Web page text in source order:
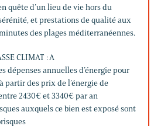
quête d’un lieu de vie hors du
et prestations de qualité aux
des plages méditerranéennes.
CLIMAT : A
dépenses annuelles d’énergie pour
partir des prix de l’énergie de
2430€ et 3340€ par an
auxquels ce bien est exposé sont